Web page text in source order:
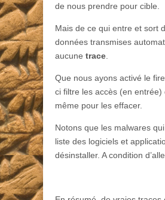
de nous prendre pour cible.
Mais de ce qui entre et sort
données transmises
aucune trace
Que nous ayons activé le
ci filtre les accès (en entrée)
même pour les effacer.
Notons que les malwares
liste des logiciels et
désinstaller. A condition